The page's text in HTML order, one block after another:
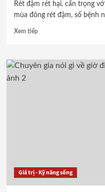
Rét đậm rét hại, cẩn trọng
mùa đông rét đậm, số bệnh
Xem tiếp
Giá trị - Kỹ năng sống